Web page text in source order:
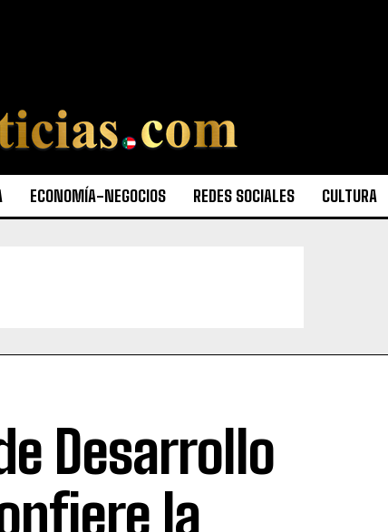
ECONOMÍA-NEGOCIOS REDES SOCIALES CULTURA
Desarrollo
la